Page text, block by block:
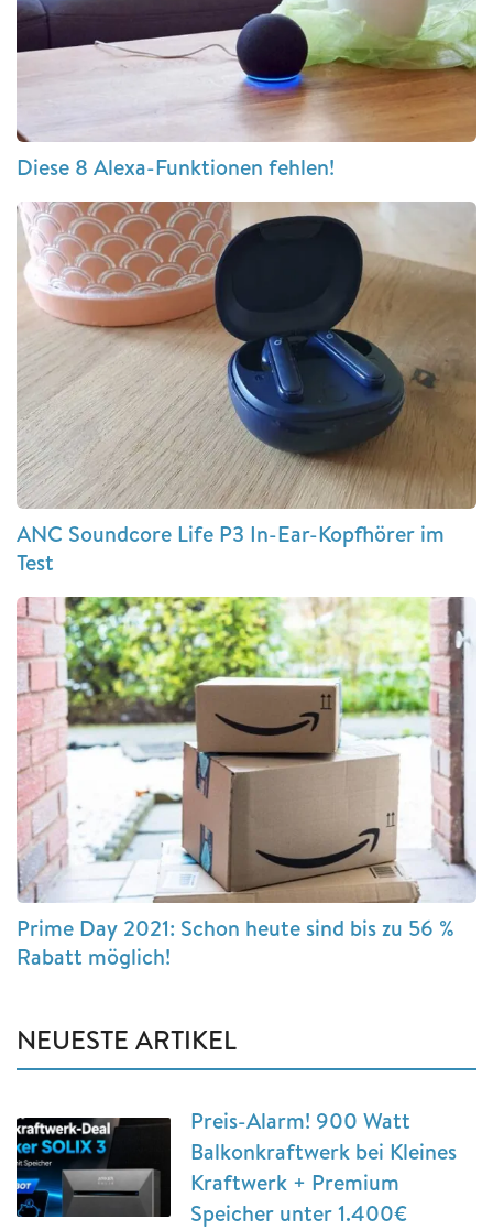
Diese 8 Alexa-Funktionen fehlen!
ANC Soundcore Life P3 In-Ear-Kopfhörer im
Test
Prime Day 2021: Schon heute sind bis zu 56 %
Rabatt möglich!
NEUESTE ARTIKEL
Preis-Alarm! 900 Watt
Balkonkraftwerk bei Kleines
Kraftwerk + Premium
Speicher unter 1.400€